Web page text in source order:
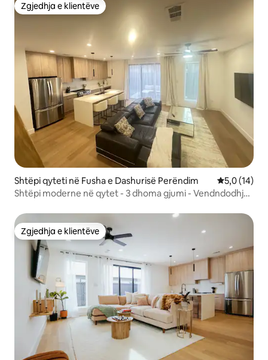
Zgjedhja e klientëve
Zgjedhja e klientëve
Shtëpi qyteti në Fusha e Dashurisë Perëndim Vlerësimi
5,0 (14)
Shtëpi moderne në qytet - 3 dhoma gjumi - Vendndodhje
Zgjedhja e klientëve
Zgjedhja e klientëve